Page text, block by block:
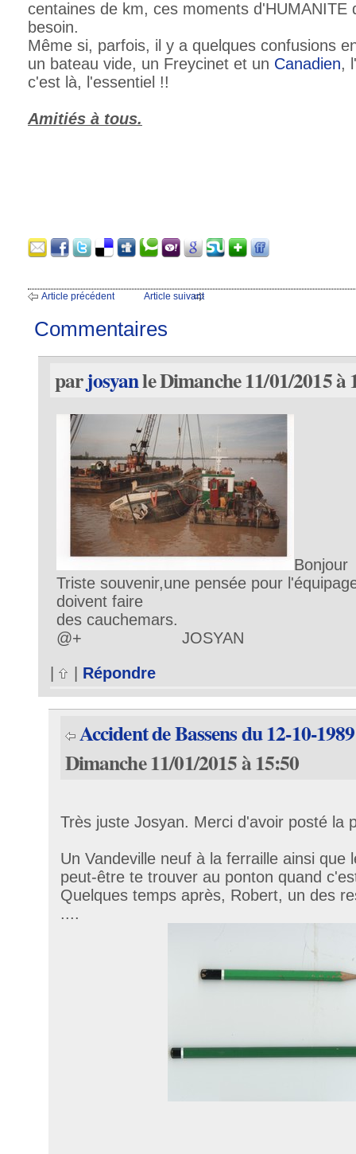
centaines de km, ces moments d'HUMANITE
besoin.
Même si, parfois, il y a quelques confusions
un bateau vide, un Freycinet et un Canadien,
c'est là, l'essentiel !!
Amitiés à tous.
Article précédent Article suivant
Commentaires
parjosyanle Dimanche 11/01/2015 à
Bonjour
Triste souvenir,une pensée pour
doivent faire
des cauchemars.
@+ JOSYAN
Répondre
Accident de Bassens du 12-10-1989
Dimanche 11/01/2015 à 15:50
Très juste Josyan. Merci d'avoir posté la
Un Vandeville neuf à la ferraille ainsi que
peut-être te trouver au ponton quand
Quelques temps après, Robert, un des
....